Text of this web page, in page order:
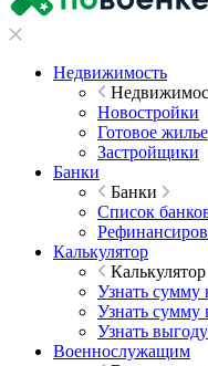
Недвижимость
Новостройки
Готовое жилье
Застройщики
Банки
Банки
Список
Калькулятор
Калькулятор
Узнать сумму
Узнать сумму
Узнать
Военнослужащим